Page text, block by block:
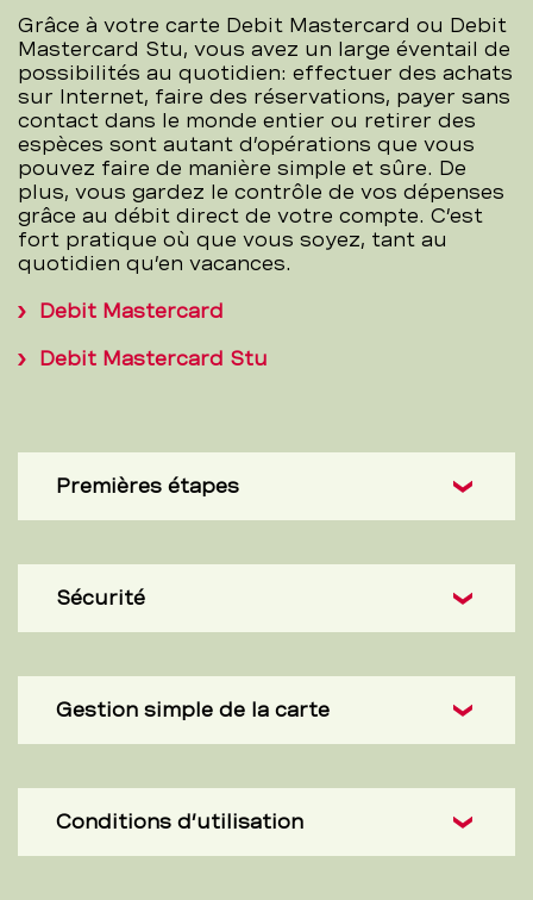
Grâce à votre carte Debit Mastercard ou Debit
Mastercard Stu, vous avez un large éventail de
possibilités au quotidien: effectuer des achats
sur Internet, faire des réservations, payer sans
contact dans le monde entier ou retirer des
espèces sont autant d’opérations que vous
pouvez faire de manière simple et sûre. De
plus, vous gardez le contrôle de vos dépenses
grâce au débit direct de votre compte. C’est
fort pratique où que vous soyez, tant au
quotidien qu’en vacances.
Debit Mastercard
Debit Mastercard Stu
Premières étapes
Sécurité
Gestion simple de la carte
Conditions d’utilisation